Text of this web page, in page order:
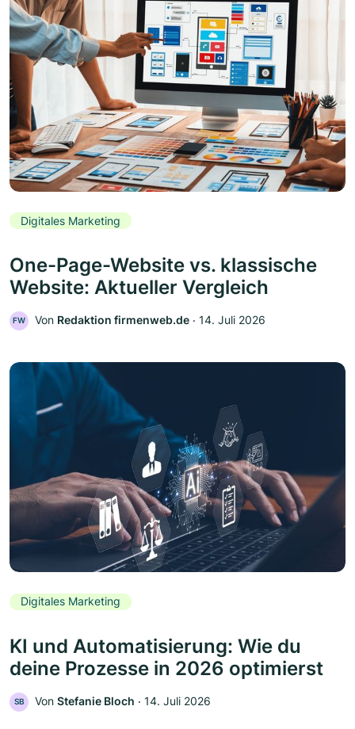
Digitales Marketing
One-Page-Website vs. klassische
Website: Aktueller Vergleich
FW Von Redaktion firmenweb.de ‧ 14. Juli 2026
Digitales Marketing
KI und Automatisierung: Wie du
deine Prozesse in 2026 optimierst
SB Von Stefanie Bloch ‧ 14. Juli 2026